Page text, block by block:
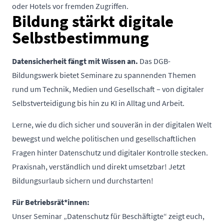
oder Hotels vor fremden Zugriffen.
Bildung stärkt digitale
Selbstbestimmung
Datensicherheit fängt mit Wissen an. Das DGB-
Bildungswerk bietet Seminare zu spannenden Themen
rund um Technik, Medien und Gesellschaft – von digitaler
Selbstverteidigung bis hin zu KI in Alltag und Arbeit.
Lerne, wie du dich sicher und souverän in der digitalen Welt
bewegst und welche politischen und gesellschaftlichen
Fragen hinter Datenschutz und digitaler Kontrolle stecken.
Praxisnah, verständlich und direkt umsetzbar! Jetzt
Bildungsurlaub sichern und durchstarten!
Für Betriebsrät*innen:
Unser Seminar „Datenschutz für Beschäftigte“ zeigt euch,